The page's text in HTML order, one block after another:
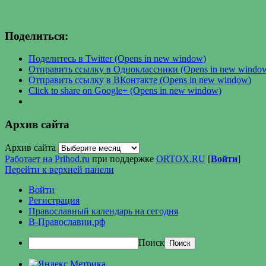
Поделиться:
Поделитесь в Twitter (Opens in new window)
Отправить ссылку в Одноклассники (Opens in new
Отправить ссылку в ВКонтакте (Opens in new window)
Click to share on Google+ (Opens in new window)
Архив сайта
Архив сайта
Работает на Prihod.ru при поддержке ORTOX.RU [Войти]
Перейти к верхней панели
Войти
Регистрация
Православный календарь на сегодня
В-Православии.рф
Поиск